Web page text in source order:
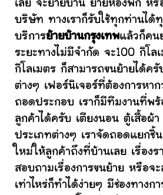
เลย จะย้ายบ้าน ย้ายห้องพัก หรื
บริษัท ทางเราก็รับใช้ทุกท่านได้
บริการย้ายบ้านกรุงเทพแล้วก็คน
ระยะทางไม่มีจำกัด จะ100 กิโ
กิโลเมตร ก็สามารถขนย้ายได้ครั
ต่างๆ เฟอร์นิเจอร์ที่ต้องการหาก
ถอดประกอบ เราก็มีทีมงานที่พ
ลูกค้าได้ครับ เตียงนอน ตู้เสื้อผ้า
ประเภทต่างๆ เราจัดถอดแยกชิ้
ใหม่ให้ลูกค้าถึงที่บ้านเลย เรื่อง
สอบถามเรื่องการขนย้าย หรือจ
เท่าไหร่ก็ทำได้ง่ายๆ มีช่องทางก